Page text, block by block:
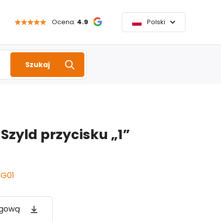
Ocena: 4.9 Polski
Szukaj
przycisku „1”